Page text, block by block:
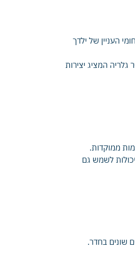
העניין של ילדך
המציג יצירות
ממוקדות.
לשמש גם
שונים בחדר.